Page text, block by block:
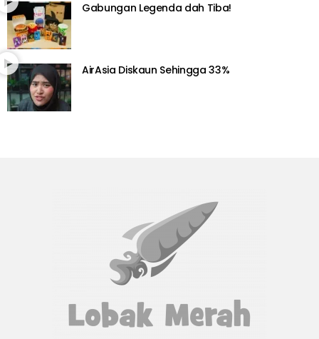
Gabungan Legenda dah Tiba!
AirAsia Diskaun Sehingga 33%